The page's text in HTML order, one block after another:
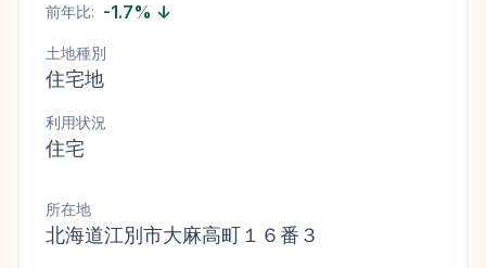
前年比: -1.7% ↓
土地種別
住宅地
利用状況
住宅
所在地
北海道江別市大麻高町１６番３